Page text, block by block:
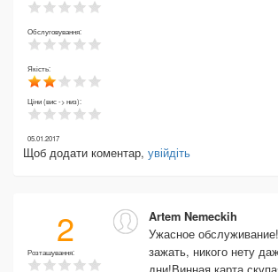
Обслуговування:
Якість:
Ціни (вис -> низ):
05.01.2017
Щоб додати коментар, увійдіть
2
Розташування:
Artem Nemeckih
Ужасное
зажать, никого нету